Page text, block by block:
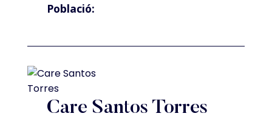
Població:
Care Santos Torres